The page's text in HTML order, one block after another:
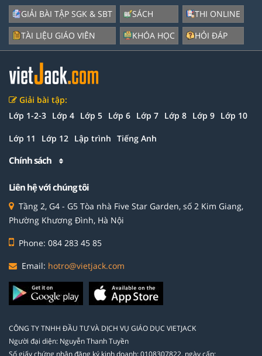
GIẢI BÀI TẬP SGK & SBT
TÀI LIỆU GIÁO VIÊN
SÁCH
KHÓA HỌC
THI ONLINE
HỎI ĐÁP
Giải bài tập:
Lớp 1-2-3 Lớp 4 Lớp 5 Lớp 6 Lớp 7 Lớp 8 Lớp 9 Lớp 10
Lớp 11 Lớp 12 Lập trình Tiếng Anh
Chính sách
Liên hệ với chúng tôi
Tầng 2, G4 - G5 Tòa nhà Five Star Garden, số 2 Kim Giang,
Phường Khương Đình, Hà Nội
Phone: 084 283 45 85
Email: hotro@vietjack.com
CÔNG TY TNHH ĐẦU TƯ VÀ DỊCH VỤ GIÁO DỤC VIETJACK
Người đại diện: Nguyễn Thanh Tuyền
Số giấy chứng nhận đăng ký kinh doanh: 0108307822, ngày cấp: